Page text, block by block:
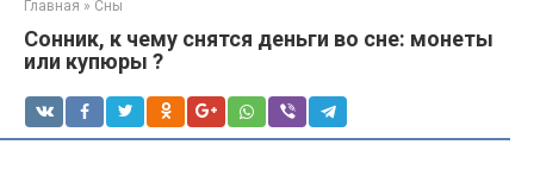
Главная » Сны
Сонник, к чему снятся деньги во сне: монеты
или купюры ?